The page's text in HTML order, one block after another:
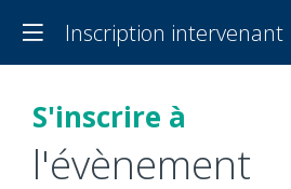
Inscription intervenant
S'inscrire à
l'évènement